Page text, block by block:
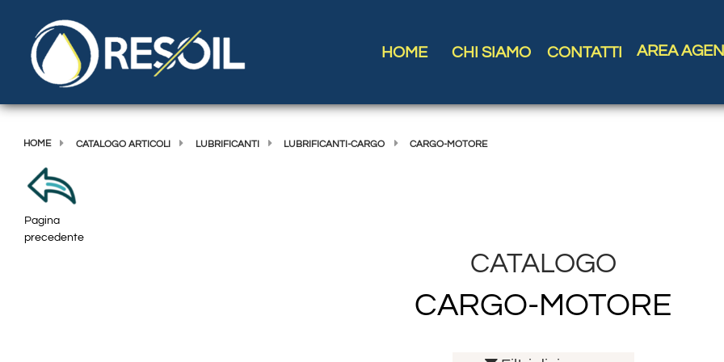
HOME CHI SIAMO CONTATTI AREA
HOME CATALOGO ARTICOLI LUBRIFICANTI LUBRIFICANTI-CARGO CARGO-MOTORE
Pagina
precedente
CATALOGO
CARGO-MOTORE